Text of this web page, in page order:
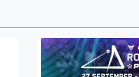
Adverteren
Insights